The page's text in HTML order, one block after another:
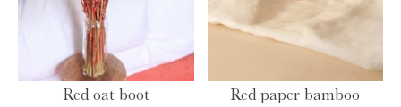
Red oat boot Red paper bamboo